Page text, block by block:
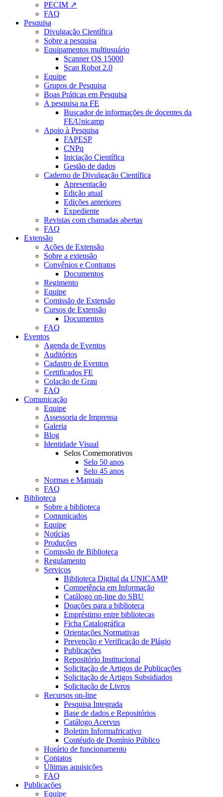
PECIM ↗
FAQ
Pesquisa
Divulgação Científica
Sobre a pesquisa
Equipamentos multiusuário
Scanner OS 15000
Scan Robot 2.0
Equipe
Grupos de Pesquisa
Boas Práticas em Pesquisa
A pesquisa na FE
Buscador de informações de docentes da
FE/Unicamp
Apoio à Pesquisa
FAPESP
CNPq
Iniciação Científica
Gestão de dados
Caderno de Divulgação Científica
Apresentação
Edição atual
Edições anteriores
Expediente
Revistas com chamadas abertas
FAQ
Extensão
Ações de Extensão
Sobre a extensão
Convênios e Contratos
Documentos
Regimento
Equipe
Comissão de Extensão
Cursos de Extensão
Documentos
FAQ
Eventos
Agenda de Eventos
Auditórios
Cadastro de Eventos
Certificados FE
Colação de Grau
FAQ
Comunicação
Equipe
Assessoria de Imprensa
Galeria
Blog
Identidade Visual
Selos Comemorativos
Selo 50 anos
Selo 45 anos
Normas e Manuais
FAQ
Biblioteca
Sobre a biblioteca
Comunicados
Equipe
Notícias
Produções
Comissão de Biblioteca
Regulamento
Serviços
Biblioteca Digital da UNICAMP
Competência em Informação
Catálogo on-line do SBU
Doações para a biblioteca
Empréstimo entre bibliotecas
Ficha Catalográfica
Orientações Normativas
Prevenção e Verificação de Plágio
Publicações
Repositório Institucional
Solicitação de Artigos de Publicações
Solicitação de Artigos Subsidiados
Solicitação de Livros
Recursos on-line
Pesquisa Integrada
Base de dados e Repositórios
Catálogo Acervus
Boletim Informafricativo
Contéudo de Domínio Público
Horário de funcionamento
Contatos
Últimas aquisições
FAQ
Publicações
Equipe